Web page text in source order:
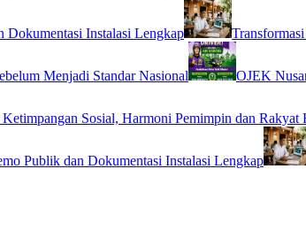
Instalasi Lengkap
Menjadi Standar Nasional OJEK
Sosial, Harmoni Pemimpin dan Rakyat
Publik dan Dokumentasi Instalasi Lengkap